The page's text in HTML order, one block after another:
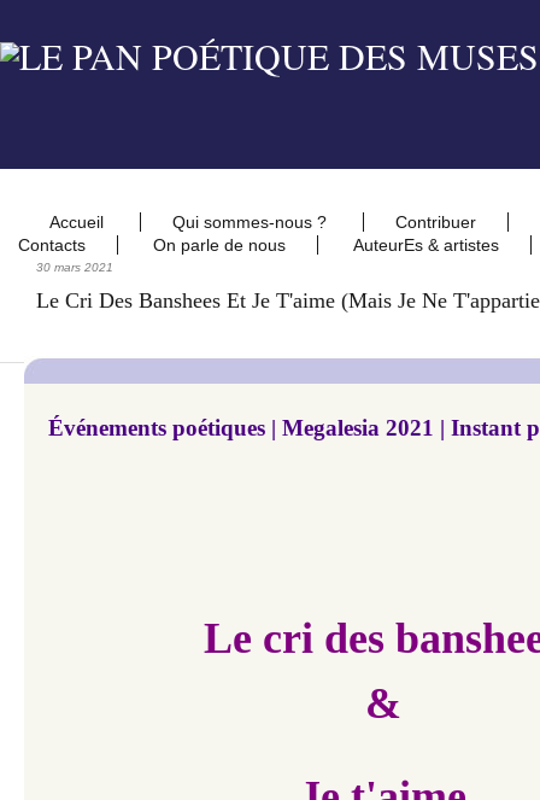
Accueil Qui sommes-nous ?
Contribuer
Contacts
On parle de nous AuteurEs & artistes
30 mars 2021
Le Cri Des Banshees Et Je T'aime (mais Je Ne
Événements poétiques | Megalesia 2021 | Instant
Le cri des
&